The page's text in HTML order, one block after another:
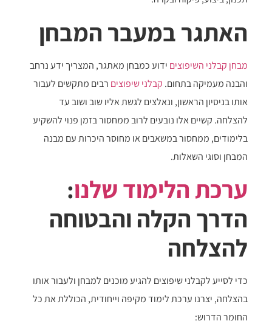
האתגר במעבר המבחן
מבחן קבלני השיפוצים ידוע כמבחן מאתגר, המצריך ידע נרחב
והבנה מעמיקה בתחום. קבלני שיפוצים רבים מתקשים לעבור
אותו בניסיון הראשון, ונאלצים לגשת אליו שוב ושוב עד
להצלחה. קשיים אלו נובעים לרוב ממחסור בזמן פנוי להשקיע
בלימודים, ממחסור במשאבים או מחוסר היכרות עם מבנה
המבחן וסוגי השאלות.
ערכת הלימוד שלנו:
הדרך הקלה והבטוחה
להצלחה
כדי לסייע לקבלני שיפוצים להגיע מוכנים למבחן ולעבור אותו
בהצלחה, יצרנו ערכת לימוד מקיפה וייחודית, הכוללת את כל
החומר הדרוש: